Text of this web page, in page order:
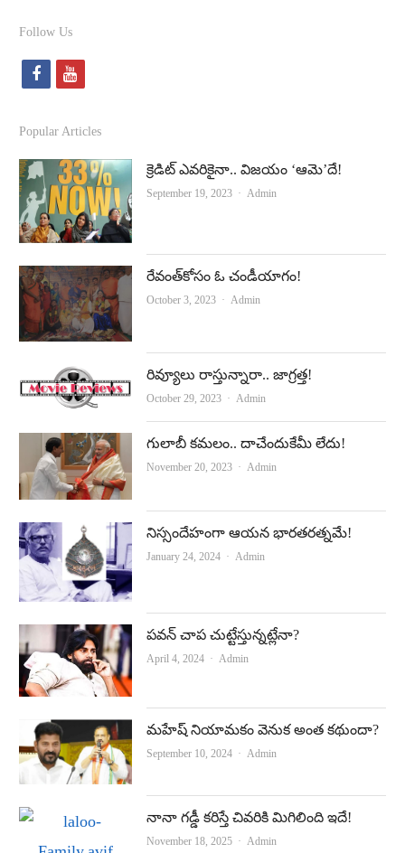
Follow Us
f
c
e
b
o
o
k
y
u
t
u
b
e
Popular Articles
క్రెడిట్‌ ఎవరికైనా.. విజయం ‘ఆమె’దే!
September 19, 2023 Author
Admin
రేవంత్‌కోసం ఓ చండీయాగం!
October 3, 2023 Author
Admin
రివ్యూలు రాస్తున్నారా.. జాగ్రత్త!
October 29, 2023 Author
Admin
గులాబీ కమలం.. దాచేందుకేమీ లేదు!
November 20, 2023 Author
Admin
నిస్సందేహంగా ఆయన భారతరత్నమే!
January 24, 2024 Author
Admin
పవన్‌ చాప చుట్టేస్తున్నట్లేనా?
April 4, 2024 Author
Admin
మహేష్‌ నియామకం వెనుక అంత కథుందా?
September 10, 2024 Author
Admin
నానా గడ్డీ కరిస్తే చివరికి మిగిలింది ఇదే!
November 18, 2025 Author
Admin